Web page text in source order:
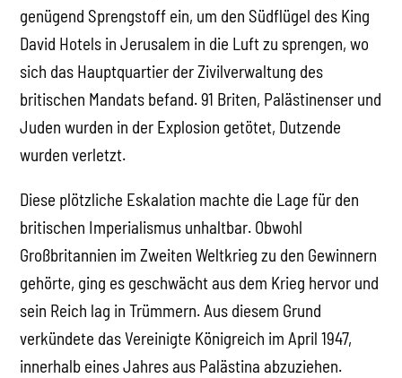
genügend Sprengstoff ein, um den Südflügel des King
David Hotels in Jerusalem in die Luft zu sprengen, wo
sich das Hauptquartier der Zivilverwaltung des
britischen Mandats befand. 91 Briten, Palästinenser und
Juden wurden in der Explosion getötet, Dutzende
wurden verletzt.
Diese plötzliche Eskalation machte die Lage für den
britischen Imperialismus unhaltbar. Obwohl
Großbritannien im Zweiten Weltkrieg zu den Gewinnern
gehörte, ging es geschwächt aus dem Krieg hervor und
sein Reich lag in Trümmern. Aus diesem Grund
verkündete das Vereinigte Königreich im April 1947,
innerhalb eines Jahres aus Palästina abzuziehen.